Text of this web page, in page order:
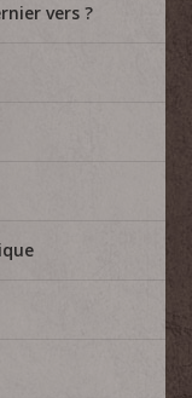
vers ?